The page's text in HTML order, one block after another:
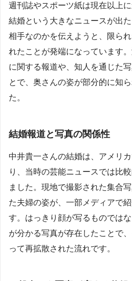
週刊誌やスポーツ紙は現在以上
結婚という大きなニュースが出
相手なのかを伝えようと、限ら
れたことが発端になっています
に関する報道や、知人を通じた
とで、奥さんの姿が部分的に知
た。
結婚報道と写真の関係性
中井貴一さんの結婚は、アメリ
り、当時の芸能ニュースでは比
ました。現地で撮影された集合
た夫婦の姿が、一部メディアで
す。はっきり顔が写るものでは
が分かる写真が存在したことで
って再拡散された流れです。